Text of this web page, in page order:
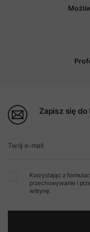
Zapisz się
Twój e-mail
Korzystając z
przechowywanie i
witrynę.